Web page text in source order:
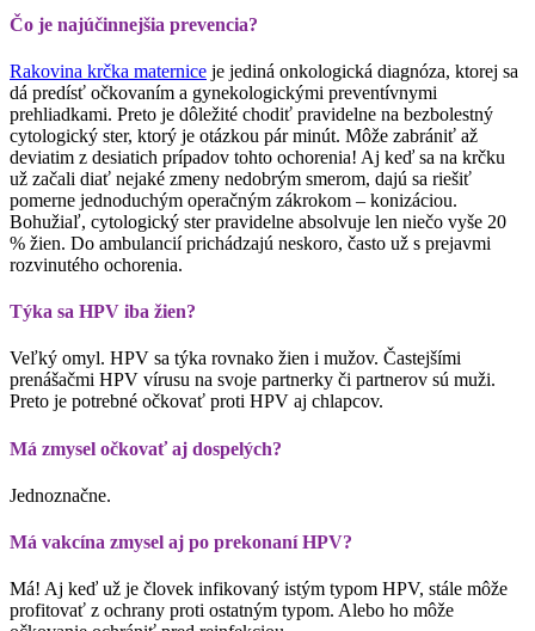
Čo je najúčinnejšia prevencia?
Rakovina krčka maternice je jediná onkologická diagnóza, ktorej sa
dá predísť očkovaním a gynekologickými preventívnymi
prehliadkami. Preto je dôležité chodiť pravidelne na bezbolestný
cytologický ster, ktorý je otázkou pár minút. Môže zabrániť až
deviatim z desiatich prípadov tohto ochorenia! Aj keď sa na krčku
už začali diať nejaké zmeny nedobrým smerom, dajú sa riešiť
pomerne jednoduchým operačným zákrokom – konizáciou.
Bohužiaľ, cytologický ster pravidelne absolvuje len niečo vyše 20
% žien. Do ambulancií prichádzajú neskoro, často už s prejavmi
rozvinutého ochorenia.
Týka sa HPV iba žien?
Veľký omyl. HPV sa týka rovnako žien i mužov. Častejšími
prenášačmi HPV vírusu na svoje partnerky či partnerov sú muži.
Preto je potrebné očkovať proti HPV aj chlapcov.
Má zmysel očkovať aj dospelých?
Jednoznačne.
Má vakcína zmysel aj po prekonaní HPV?
Má! Aj keď už je človek infikovaný istým typom HPV, stále môže
profitovať z ochrany proti ostatným typom. Alebo ho môže